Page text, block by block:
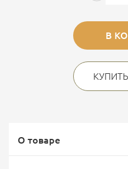
В
О товаре